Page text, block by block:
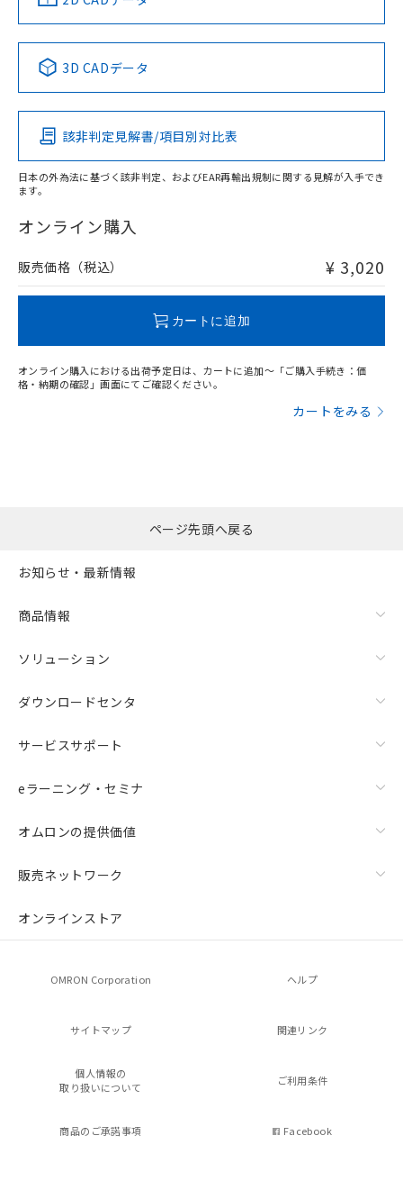
Pb Hg Cd Cr(VI)
O
在庫等で未対応品が混在する可能性があります。
問い合わせください。
3D CADデータ
該非判定見解書/項目別対比表
日本の外為法に基づく該非判定、およびEAR再輸出規制に関する見解が入手でき
ます。
オンライン購入
販売価格（税込） ¥ 3,020
カートに追加
オンライン購入における出荷予定日は、カートに追加～「ご購入手続き：価
格・納期の確認」画面にてご確認ください。
カートをみる
ページ先頭へ戻る
お知らせ・最新情報
商品情報
ソリューション
ダウンロードセンタ
サービスサポート
eラーニング・セミナ
オムロンの提供価値
販売ネットワーク
オンラインストア
OMRON Corporation ヘルプ
サイトマップ 関連リンク
個人情報の
取り扱いについて
ご利用条件
商品のご承諾事項 Facebook